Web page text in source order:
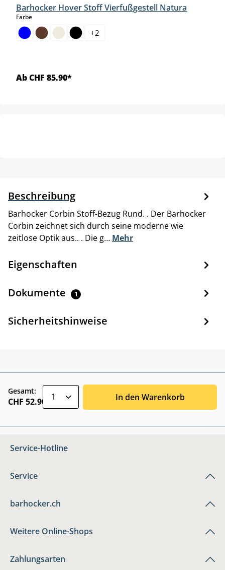
Barhocker Hover Stoff Vierfußgestell Natura
Farbeauswählen
+2
Ab CHF 85.90*
Beschreibung
Barhocker Corbin Stoff-Bezug Rund. . Der Barhocker
Corbin zeichnet sich durch seine moderne wie
zeitlose Optik aus.. . Die g… Mehr
Eigenschaften
Dokumente 1
Sicherheitshinweise
Gesamt:
CHF 52.90 In den Warenkorb
Service-Hotline
Service
barhocker.ch
Weitere Online-Shops
Zahlungsarten